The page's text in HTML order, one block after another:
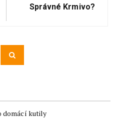
Správné Krmivo?
domácí kutily